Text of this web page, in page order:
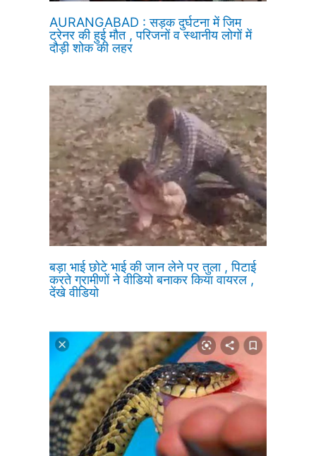
AURANGABAD : सड़क दुर्घटना में जिम
ट्रेनर की हुई मौत , परिजनों व स्थानीय लोगों में
दौड़ी शोक की लहर
बड़ा भाई छोटे भाई की जान लेने पर तुला , पिटाई
करते ग्रामीणों ने वीडियो बनाकर किया वायरल ,
देंखे वीडियो